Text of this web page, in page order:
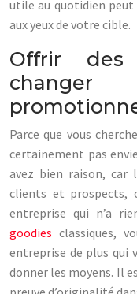
utile au quotidien peut
aux yeux de votre cible.
Offrir des
Parce que vous
certainement pas
avez bien raison, car
clients et prospects,
entreprise qui n’a
goodies classiques,
entreprise de plus qui
donner les moyens. Il